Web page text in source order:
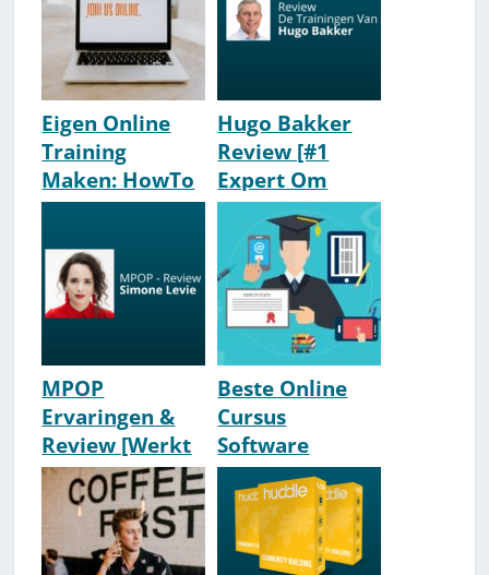
Eigen Online
Training
Maken: HowTo
[2026
Hugo Bakker
Review [#1
Expert Om
Online
Trainingen Te
Leren Maken]
MPOP
Ervaringen &
Review [Werkt
Simone Levie's
Cursus?]
Beste Online
Cursus
Software
Vergeleken [#1
E-Learning
Platform?]
[2026]